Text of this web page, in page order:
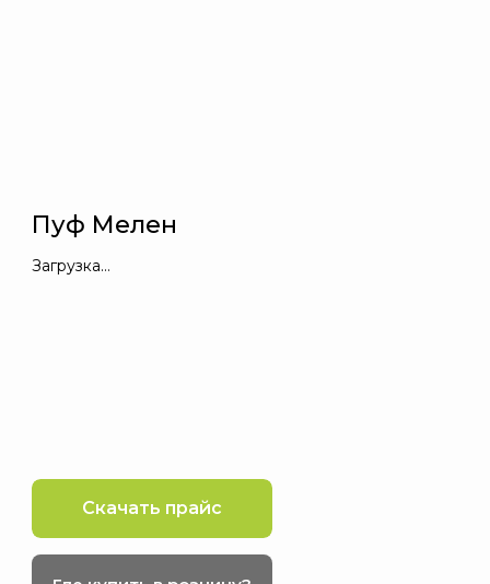
Загрузка…
Пуф Мелен
Скачать прайс